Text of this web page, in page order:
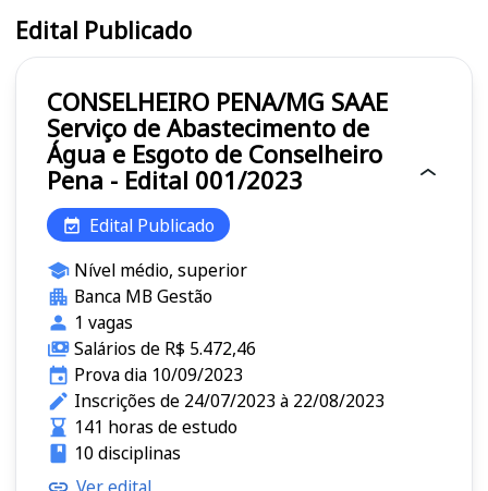
Edital Publicado
CONSELHEIRO PENA/MG SAAE
Serviço de Abastecimento de
Água e Esgoto de Conselheiro
Pena - Edital 001/2023
Edital Publicado
Nível médio, superior
Banca MB Gestão
1 vagas
Salários de R$ 5.472,46
Prova dia 10/09/2023
Inscrições de 24/07/2023 à 22/08/2023
141 horas de estudo
10 disciplinas